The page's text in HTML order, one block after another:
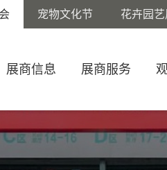
宠物文化节 花卉园
展商信息 展商服务